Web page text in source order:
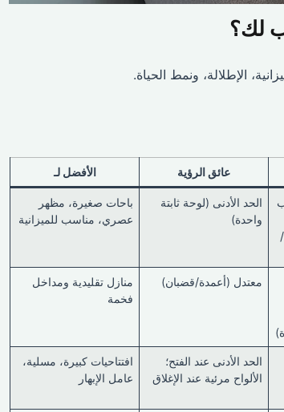
لك؟
الإطلالة، ونمط الحياة.
عائق الرؤية الأفضل لـ
الحد الأدنى (لوحة ثابتة
واحدة)
باحات صغيرة، مظهر
عصري، مناسب للميزانية
معتدل (أعمدة/قضبان)
منازل تقليدية ومداخل
فخمة
الحد الأدنى عند الفتح؛
الألواح مرئية عند الإغلاق
افتتاحيات كبيرة، مسلية،
عامل الإبهار